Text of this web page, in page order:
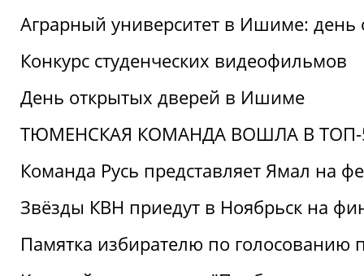
Аграрный университет в Ишиме: день
Конкурс студенческих видеофильмов
День открытых дверей в Ишиме
ТЮМЕНСКАЯ КОМАНДА ВОШЛА В ТОП-
Команда Русь представляет Ямал на
Звёзды КВН приедут в Ноябрьск на
Памятка избирателю по голосованию